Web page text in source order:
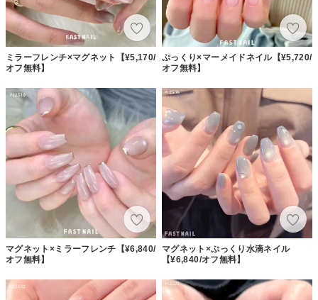
ミラーフレンチ×マグネット【¥5,170/
オフ無料】
ぷっくり×マーメイドネイル【¥5,720/
オフ無料】
マグネット×ミラーフレンチ【¥6,840/
オフ無料】
マグネット×ぷっくり水滴ネイル
【¥6,840/オフ無料】